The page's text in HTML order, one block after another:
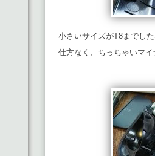
小さいサイズがT8までした
仕方なく、ちっちゃいマイ